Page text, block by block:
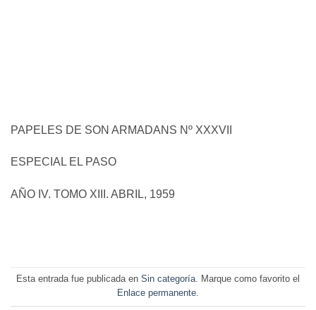
PAPELES DE SON ARMADANS Nº XXXVII
ESPECIAL EL PASO
AÑO IV. TOMO XIII. ABRIL, 1959
Esta entrada fue publicada en Sin categoría. Marque como favorito el
Enlace permanente.